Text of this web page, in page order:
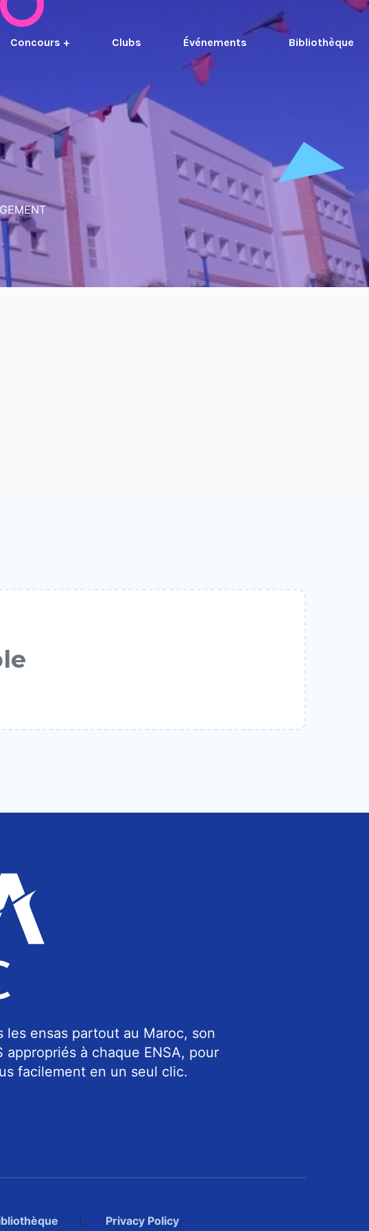
Concours + Clubs Événements Bibliothèque
ensas partout au Maroc, son
à chaque ENSA, pour
facilement en un seul clic.
Privacy Policy